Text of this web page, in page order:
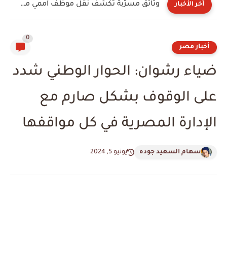
آخر الأخبار وثائق مسرّبة تكشف نقل موظف أممي معلومات داخلية إلى...
أخبار مصر
0
ضياء رشوان: الحوار الوطني شدد
على الوقوف بشكل صارم مع
الإدارة المصرية في كل مواقفها
سهام السعيد جوده يونيو 5, 2024